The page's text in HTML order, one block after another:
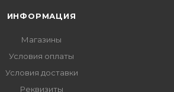
ИНФОРМАЦИЯ
Магазины
Условия оплаты
Условия доставки
Реквизиты